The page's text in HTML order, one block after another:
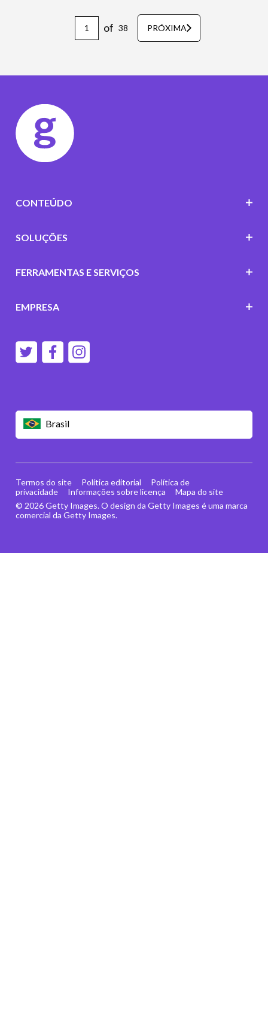
of 38 PRÓXIMA
Brasil
CONTEÚDO
SOLUÇÕES
FERRAMENTAS E SERVIÇOS
EMPRESA
© 2026 Getty Images. O design da Getty Images é uma marca
comercial da Getty Images.
Termos do site Política editorial
Política de
privacidade
Informações sobre licença Mapa do site